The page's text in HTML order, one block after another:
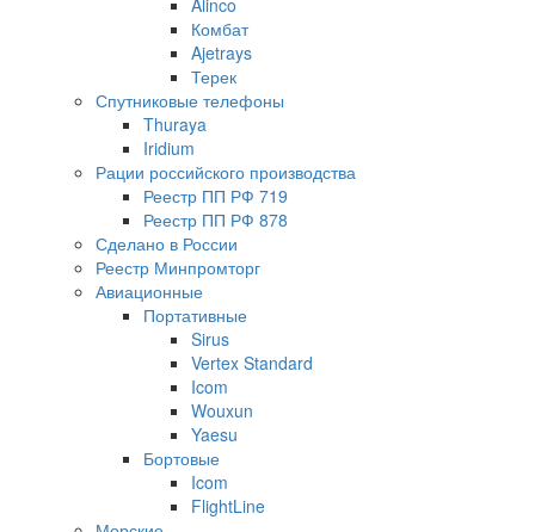
Комбат
Ajetrays
Терек
Спутниковые телефоны
Thuraya
Iridium
Рации российского производства
Реестр ПП РФ 719
Реестр ПП РФ 878
Сделано в России
Реестр Минпромторг
Авиационные
Портативные
Sirus
Vertex Standard
Icom
Wouxun
Yaesu
Бортовые
Icom
FlightLine